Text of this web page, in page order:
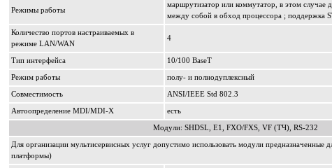
Режимы работы
маршрутизатор или коммутатор, в этом случае
между собой в обход процессора ; поддержка
Количество портов настраиваемых в
режиме LAN/WAN
4
Тип интерфейса 10/100 BaseT
Режим работы полу- и полнодуплексный
Совместимость ANSI/IEEE Std 802.3
Автоопределение MDI/MDI-X есть
Модули: SHDSL, E1, FXO/FXS, VF (ТЧ), RS-232
Для организации мультисервисных услуг допустимо использовать модули предназначенные
платформы)